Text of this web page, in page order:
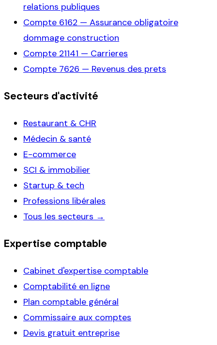
relations publiques
Compte 6162 — Assurance obligatoire
dommage construction
Compte 21141 — Carrieres
Compte 7626 — Revenus des prets
Secteurs d'activité
Restaurant & CHR
Médecin & santé
E-commerce
SCI & immobilier
Startup & tech
Professions libérales
Tous les secteurs →
Expertise comptable
Cabinet d'expertise comptable
Comptabilité en ligne
Plan comptable général
Commissaire aux comptes
Devis gratuit entreprise